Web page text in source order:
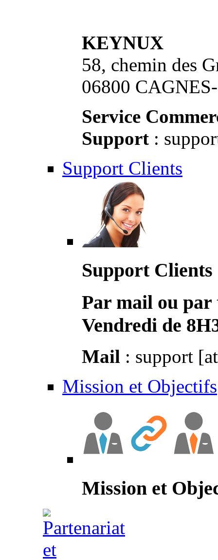
KEYNUX
58, chemin des
06800
Service
Support :
Support Clients
Support Clients
Par mail ou par
Vendredi de
Mail : support
Mission et Objectifs
Mission et